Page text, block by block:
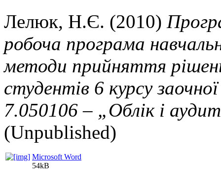
Лелюк, Н.Є. (2010)
робоча програма
методи прийняття
студентів 6 курсу
7.050106 – „Облік і
(Unpublished)
Microsoft Word
54kB